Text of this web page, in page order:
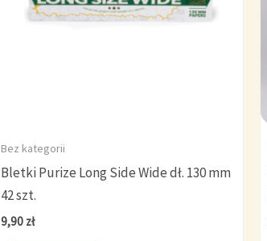
Bez kategorii
Bletki Purize Long Side Wide dł. 130 mm
42 szt.
9,90 zł